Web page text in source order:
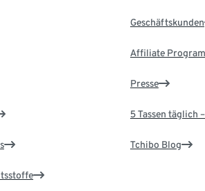
Geschäftskunden
Affiliate
Presse
5 Tassen täglich
Tchibo Blog